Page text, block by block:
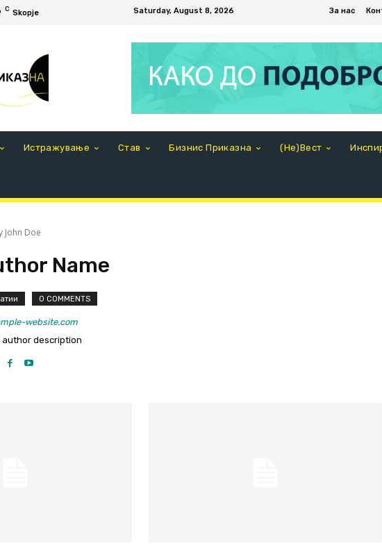
C Skopje Saturday, August 8, 2026 За нас
Истражување Став Бизнис Приказна (Не)Вест
John Doe
Name
0 COMMENTS
website.com
author description